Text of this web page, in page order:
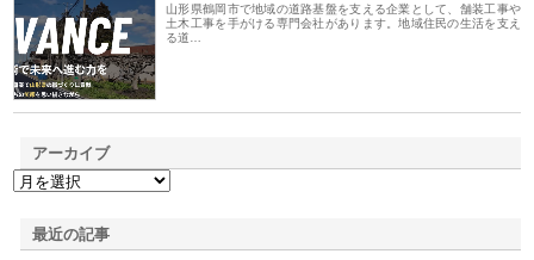
山形県鶴岡市で地域の道路基盤を支える企業として、舗装工事や
土木工事を手がける専門会社があります。地域住民の生活を支え
る道…
アーカイブ
最近の記事